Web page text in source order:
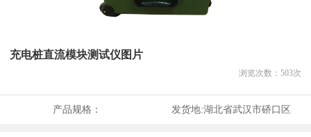
充电桩直流模块测试仪图片
浏览次数： 503次
产品规格： 发货地:湖北省武汉市硚口区